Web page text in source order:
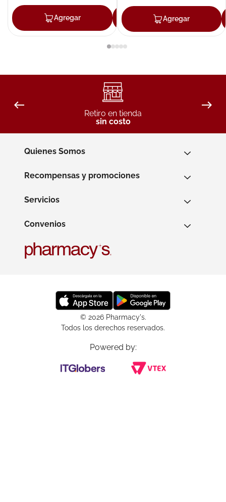
Agregar Agregar
Agregar
Retiro en tienda
sin costo
Quienes Somos
Recompensas y promociones
Servicios
Convenios
© 2026 Pharmacy's.
Todos los derechos reservados.
Powered by: